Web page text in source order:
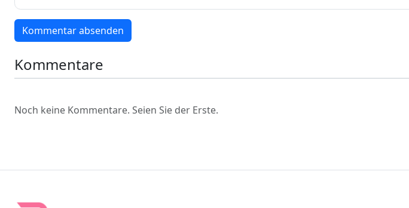
Kommentar absenden
Kommentare
Noch keine Kommentare. Seien Sie der Erste.